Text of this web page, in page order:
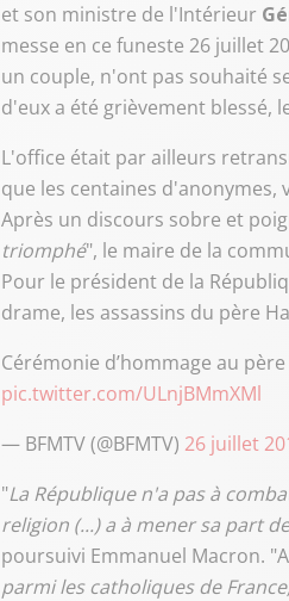
et son ministre de l'Intérieur
messe en ce funeste 26 juillet
un couple, n'ont pas souhaité
d'eux a été grièvement blessé,
L'office était par ailleurs
que les centaines
Après un discours sobre et
triomphé", le maire de la
Pour le président de la
drame, les assassins du père
Cérémonie d’hommage au
pic.twitter.com/ULnjBMmXMl
— BFMTV (@BFMTV) 26 juillet
"La République n'a pas à
religion (...) a à mener sa part
poursuivi Emmanuel Macron. "A
parmi les catholiques de